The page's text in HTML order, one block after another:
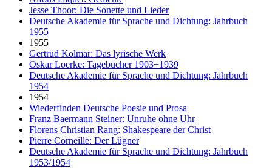
Jesse Thoor: Die Sonette und Lieder
Deutsche Akademie für Sprache und Dichtung: Jahrbuch
1955
1955
Gertrud Kolmar: Das lyrische Werk
Oskar Loerke: Tagebücher 1903−1939
Deutsche Akademie für Sprache und Dichtung: Jahrbuch
1954
1954
Wiederfinden Deutsche Poesie und Prosa
Franz Baermann Steiner: Unruhe ohne Uhr
Florens Christian Rang: Shakespeare der Christ
Pierre Corneille: Der Lügner
Deutsche Akademie für Sprache und Dichtung: Jahrbuch
1953/1954